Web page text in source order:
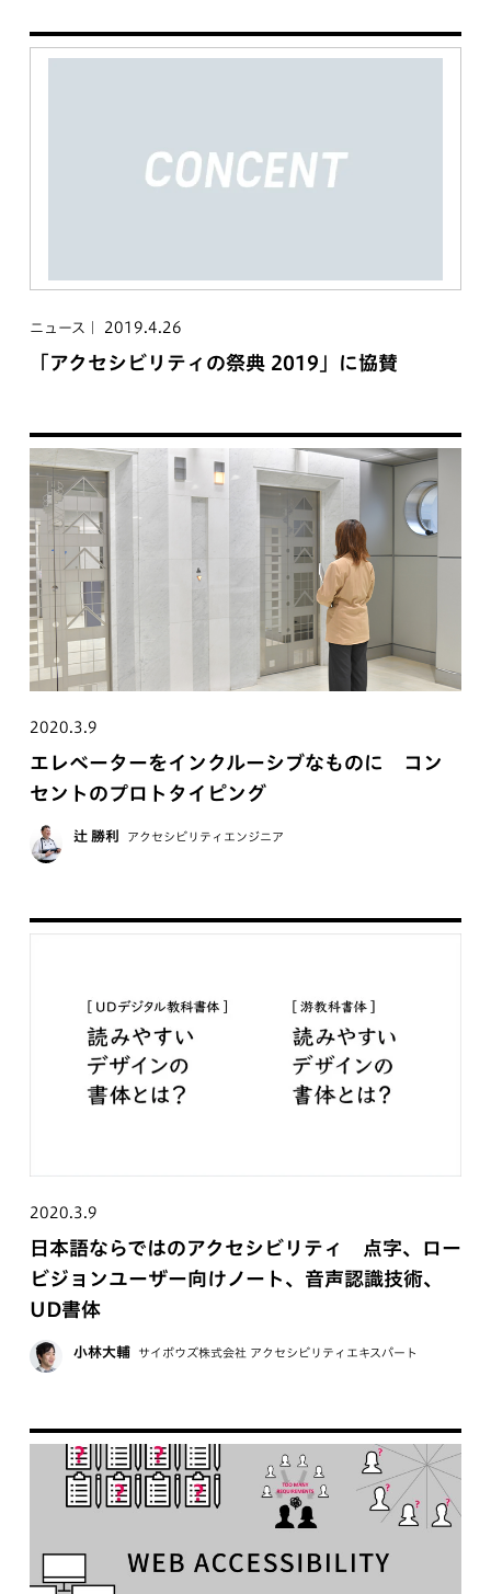
ニュース 2019.4.26
「アクセシビリティの祭典 2019」に協賛
2020.3.9
エレベーターをインクルーシブなものに コン
セントのプロトタイピング
辻 勝利 アクセシビリティエンジニア
2020.3.9
日本語ならではのアクセシビリティ 点字、ロー
ビジョンユーザー向けノート、音声認識技術、
UD書体
小林大輔 サイボウズ株式会社 アクセシビリティエキスパート